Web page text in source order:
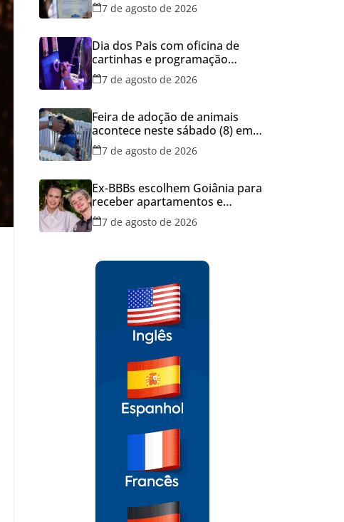
para evitar transtornos
7 de agosto de 2026
Dia dos Pais com oficina de
cartinhas e programação
musical gratuita em Aparecida
de Goiânia
7 de agosto de 2026
Feira de adoção de animais
acontece neste sábado (8) em
Aparecida de Goiânia
7 de agosto de 2026
Ex-BBBs escolhem Goiânia para
receber apartamentos e
decisão reforça força do
mercado imobiliário da capital
7 de agosto de 2026